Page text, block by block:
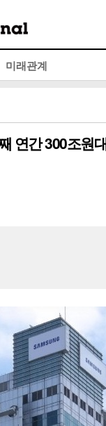
미래관계
연간 300조원